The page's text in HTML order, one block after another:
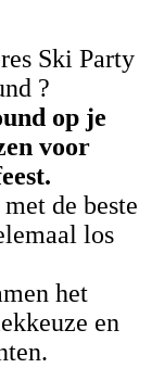
Ski Party
?
op je
voor
de beste
los
het
en